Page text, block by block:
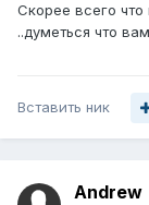
Скорее всего что
..думеться что
Вставить ник
Andrеw